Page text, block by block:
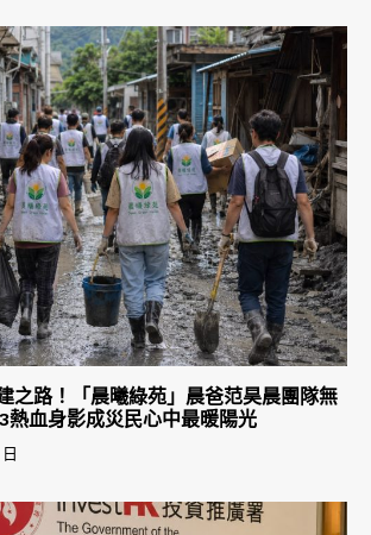
之路！「晨曦綠苑」晨爸范昊晨團隊無
熱血身影成災民心中最暖陽光